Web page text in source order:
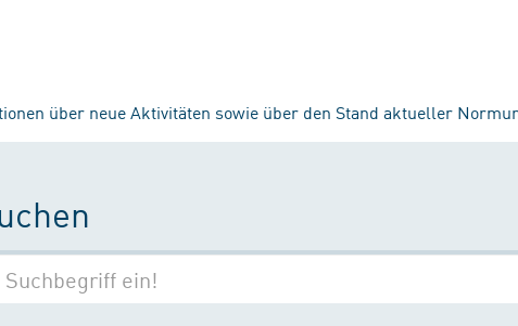
über neue Aktivitäten sowie über den Stand aktueller